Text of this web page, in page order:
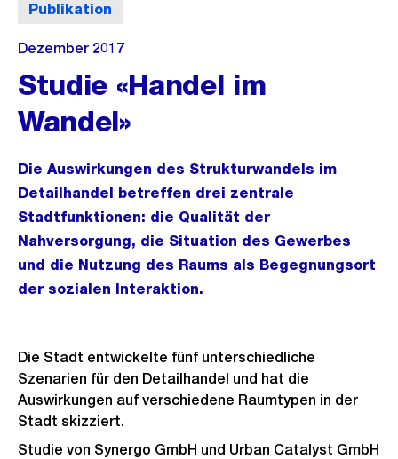
Publikation
Dezember 2017
Studie «Handel im
Wandel»
Die Auswirkungen des Strukturwandels im
Detailhandel betreffen drei zentrale
Stadtfunktionen: die Qualität der
Nahversorgung, die Situation des Gewerbes
und die Nutzung des Raums als Begegnungsort
der sozialen Interaktion.
Die Stadt entwickelte fünf unterschiedliche
Szenarien für den Detailhandel und hat die
Auswirkungen auf verschiedene Raumtypen in der
Stadt skizziert.
Studie von Synergo GmbH und Urban Catalyst GmbH